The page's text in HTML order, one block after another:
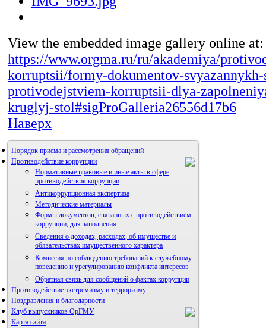
View the embedded image gallery online at:
https://www.orgma.ru/ru/akademiya/
korruptsii/formy-dokumentov-svyazannykh-
protivodejstviem-korruptsii-dlya-
kruglyj-stol#sigProGalleria26556d17b6
Наверх
Порядок приема и рассмотрения обращений
Противодействие коррупции
Нормативные правовые и иные акты в сфере
противодействия коррупции
Антикоррупционная экспертиза
Методические материалы
Формы документов, связанных с противодействием
коррупции, для заполнения
Сведения о доходах, расходах, об имуществе и
обязательствах имущественного характера
Комиссия по соблюдению требований к служебному
поведению и урегулированию конфликта интересов
Обратная связь для сообщений о фактах коррупции
Противодействие экстремизму и терроризму
Поздравления и благодарности
Клуб выпускников ОрГМУ
Карта сайта